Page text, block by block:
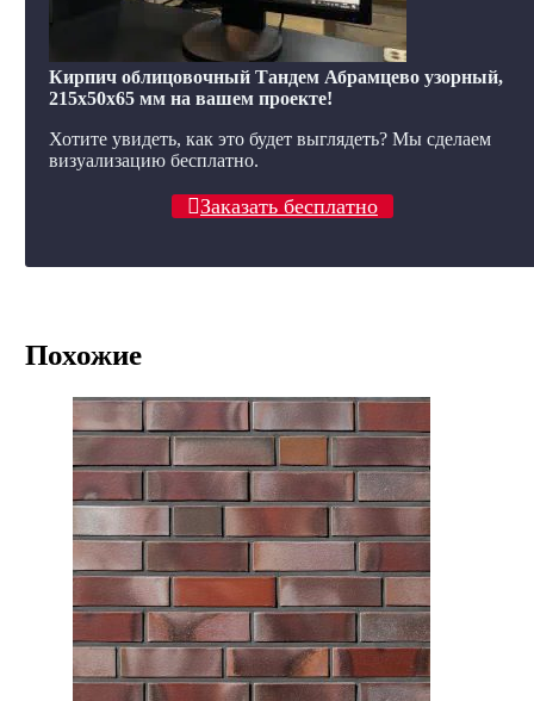
Кирпич облицовочный Тандем Абрамцево узорный,
215x50x65 мм на вашем проекте!
Хотите увидеть, как это будет выглядеть? Мы сделаем
визуализацию бесплатно.
Заказать бесплатно
Похожие